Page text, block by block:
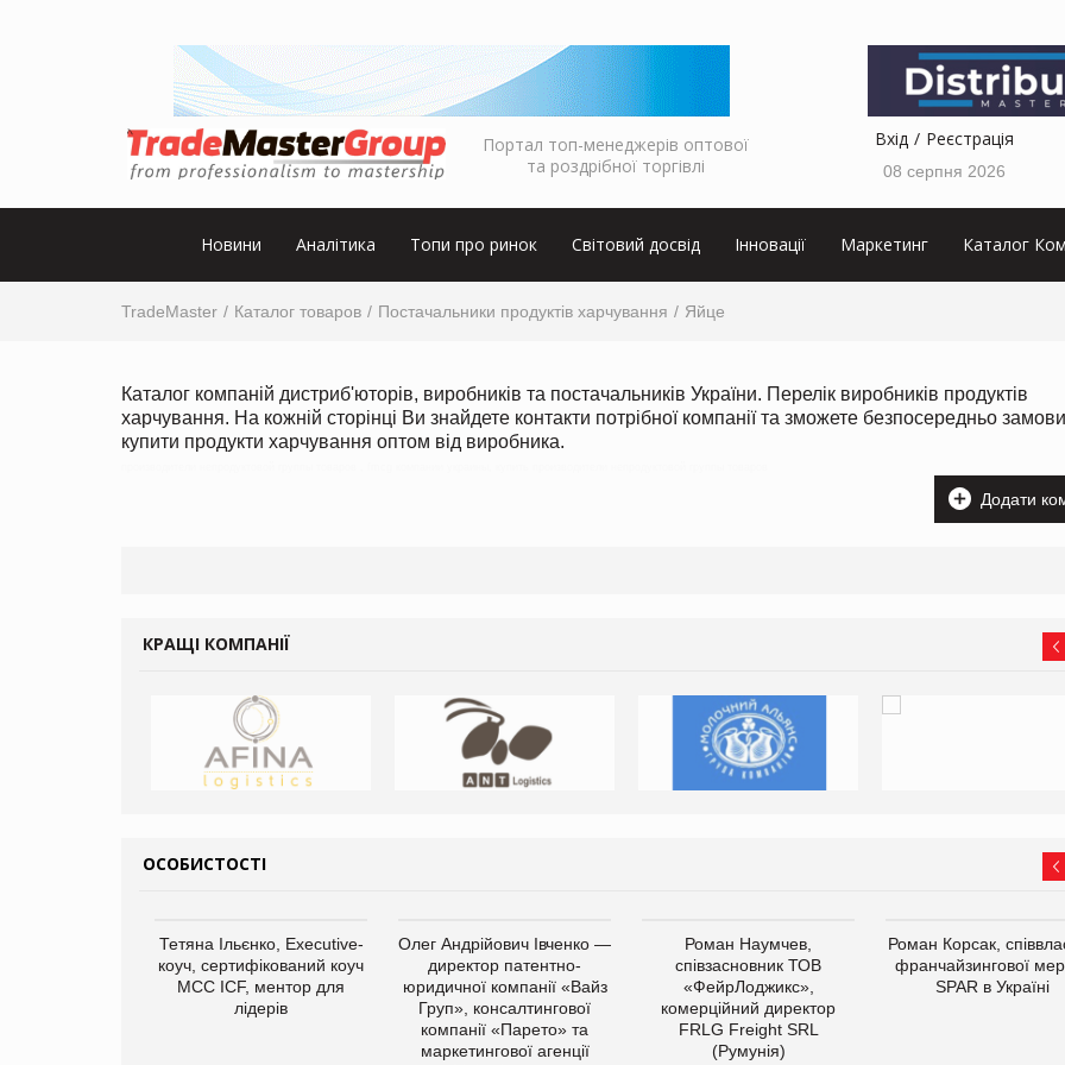
Портал топ-менеджерів оптової
та роздрібної торгівлі
Вхід Реєстрація
08 серпня 2026
Новини Аналітика Топи про ринок Світовий досвід Інновації Маркетинг Каталог
TradeMaster Каталог товаров Постачальники продуктів харчування Яйце
Каталог компаній дистриб'юторів, виробників та постачальників України. Перелік виробників продуктів
харчування. На кожній сторінці Ви знайдете контакти потрібної компанії та зможете безпосередньо
купити продукти харчування оптом від виробника.
Додати
КРАЩІ КОМПАНІЇ
ОСОБИСТОСТІ
Тетяна Ільєнко, Executive-
коуч, сертифікований коуч
МСС ICF, ментор для
лідерів
Олег Андрійович Івченко —
директор патентно-
юридичної компанії «Вайз
Груп», консалтингової
компанії «Парето» та
маркетингової агенції
Роман Наумчев,
співзасновник ТОВ
«ФейрЛоджикс»,
комерційний директор
FRLG Freight SRL
(Румунія)
Роман Корсак,
франчайзингової
SPAR в Україні